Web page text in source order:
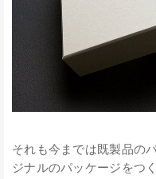
それも今までは既製品の
ジナルのパッケージをつ